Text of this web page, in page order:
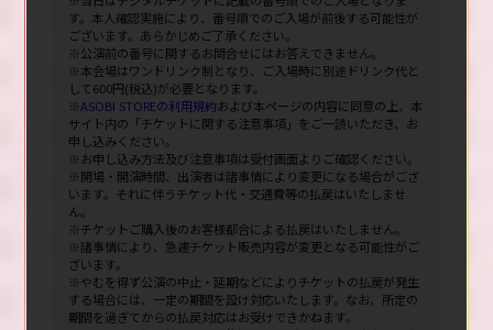
す。本人確認実施により、番号順でのご入場が前後する可能性が
ございます。あらかじめご了承ください。
※公演前の番号に関するお問合せにはお答えできません。
※本会場はワンドリンク制となり、ご入場時に別途ドリンク代と
して600円(税込)が必要となります。
※ASOBI STOREの利用規約および本ページの内容に同意の上、本
サイト内の「チケットに関する注意事項」をご一読いただき、お
申し込みください。
※お申し込み方法及び注意事項は受付画面よりご確認ください。
※開場・開演時間、出演者は諸事情により変更になる場合がござ
います。それに伴うチケット代・交通費等の払戻はいたしませ
ん。
※チケットご購入後のお客様都合による払戻はいたしません。
※諸事情により、急遽チケット販売内容が変更となる可能性がご
ざいます。
※やむを得ず公演の中止・延期などによりチケットの払戻が発生
する場合には、一定の期間を設け対応いたします。なお、所定の
期間を過ぎてからの払戻対応はお受けできかねます。